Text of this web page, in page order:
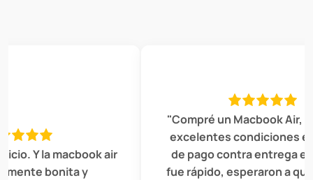
Y la macbook air
bonita y
"Compré un Macbook Air,
excelentes condiciones el
de pago contra entrega en
fue rápido, esperaron a que